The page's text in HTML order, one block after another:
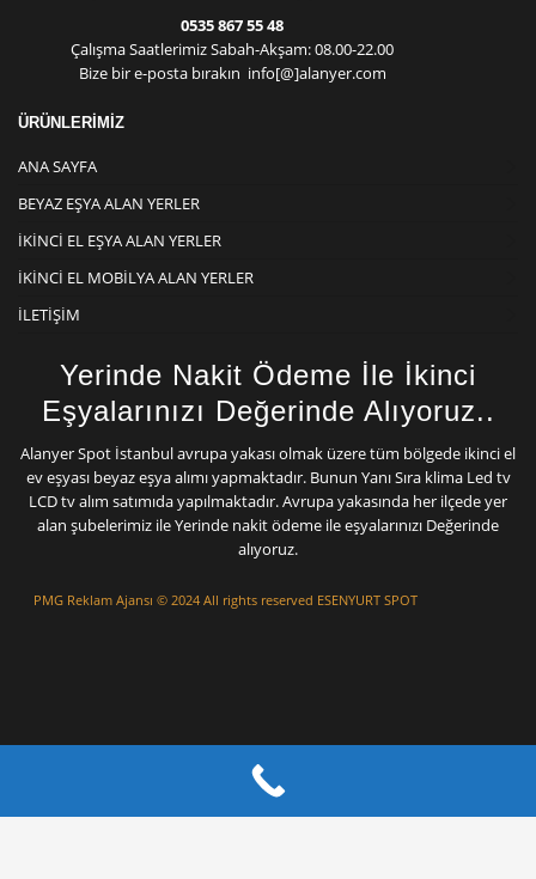
0535 867 55 48
Çalışma Saatlerimiz Sabah-Akşam: 08.00-22.00
Bize bir e-posta bırakın info[@]alanyer.com
ÜRÜNLERİMİZ
ANA SAYFA
BEYAZ EŞYA ALAN YERLER
İKINCI EL EŞYA ALAN YERLER
İKINCI EL MOBILYA ALAN YERLER
İLETIŞIM
Yerinde Nakit Ödeme İle İkinci
Eşyalarınızı Değerinde Alıyoruz..
Alanyer Spot İstanbul avrupa yakası olmak üzere tüm bölgede ikinci el
ev eşyası beyaz eşya alımı yapmaktadır. Bunun Yanı Sıra klima Led tv
LCD tv alım satımıda yapılmaktadır. Avrupa yakasında her ilçede yer
alan şubelerimiz ile Yerinde nakit ödeme ile eşyalarınızı Değerinde
alıyoruz.
PMG Reklam Ajansı © 2024 All rights reserved ESENYURT SPOT